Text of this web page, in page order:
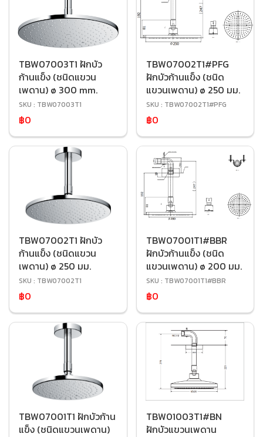
TBW07003T1 ฝักบัว
ก้านแข็ง (ชนิดแขวน
เพดาน) ø 300 mm.
SKU : TBW07003T1
฿0
TBW07002T1#PFG
ฝักบัวก้านแข็ง (ชนิด
แขวนเพดาน) ø 250 มม.
SKU : TBW07002T1#PFG
฿0
TBW07002T1 ฝักบัว
ก้านแข็ง (ชนิดแขวน
เพดาน) ø 250 มม.
SKU : TBW07002T1
฿0
TBW07001T1#BBR
ฝักบัวก้านแข็ง (ชนิด
แขวนเพดาน) ø 200 มม.
SKU : TBW07001T1#BBR
฿0
TBW07001T1 ฝักบัวก้าน
แข็ง (ชนิดแขวนเพดาน)
TBW01003T1#BN
ฝักบัวแขวนเพดาน